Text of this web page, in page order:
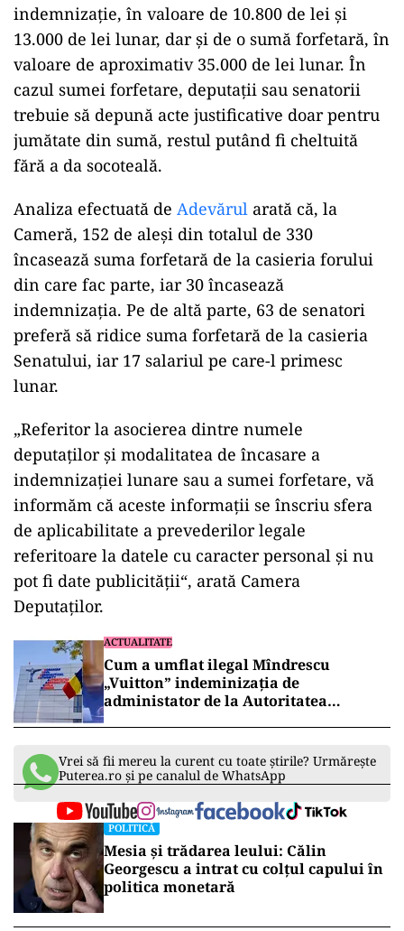
indemnizație, în valoare de 10.800 de lei și
13.000 de lei lunar, dar și de o sumă forfetară, în
valoare de aproximativ 35.000 de lei lunar. În
cazul sumei forfetare, deputații sau senatorii
trebuie să depună acte justificative doar pentru
jumătate din sumă, restul putând fi cheltuită
fără a da socoteală.
Analiza efectuată de Adevărul arată că, la
Cameră, 152 de aleși din totalul de 330
încasează suma forfetară de la casieria forului
din care fac parte, iar 30 încasează
indemnizația. Pe de altă parte, 63 de senatori
preferă să ridice suma forfetară de la casieria
Senatului, iar 17 salariul pe care-l primesc
lunar.
ad
„Referitor la asocierea dintre numele
deputaților și modalitatea de încasare a
informăm că aceste informații se înscriu sfera
de aplicabilitate a prevederilor legale
referitoare la datele cu caracter personal și nu
pot fi date publicității“, arată Camera
Deputaților.